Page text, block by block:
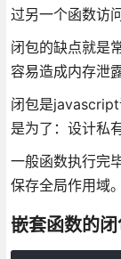
过另一个函数访
闭包的缺点就是
容易造成内存泄露
闭包是javascript
是为了：设计私
一般函数执行完
保存全局作用域
嵌套函数的